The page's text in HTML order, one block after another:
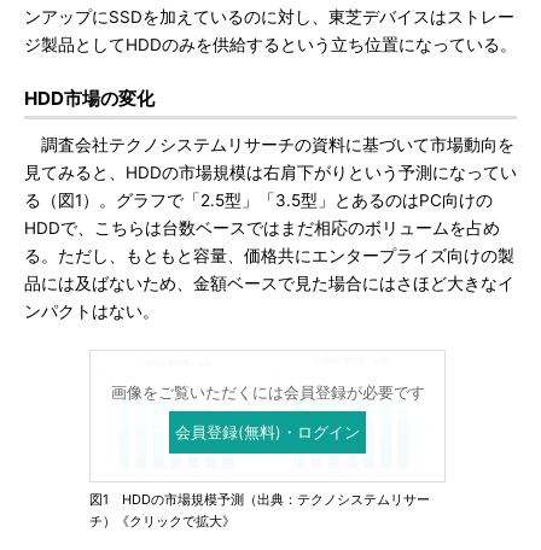
ンアップにSSDを加えているのに対し、東芝デバイスはストレー
ジ製品としてHDDのみを供給するという立ち位置になっている。
HDD市場の変化
調査会社テクノシステムリサーチの資料に基づいて市場動向を
見てみると、HDDの市場規模は右肩下がりという予測になってい
る（図1）。グラフで「2.5型」「3.5型」とあるのはPC向けの
HDDで、こちらは台数ベースではまだ相応のボリュームを占め
る。ただし、もともと容量、価格共にエンタープライズ向けの製
品には及ばないため、金額ベースで見た場合にはさほど大きなイ
ンパクトはない。
画像をご覧いただくには会員登録が必要です
会員登録(無料)・ログイン
図1 HDDの市場規模予測（出典：テクノシステムリサー
チ）《クリックで拡大》